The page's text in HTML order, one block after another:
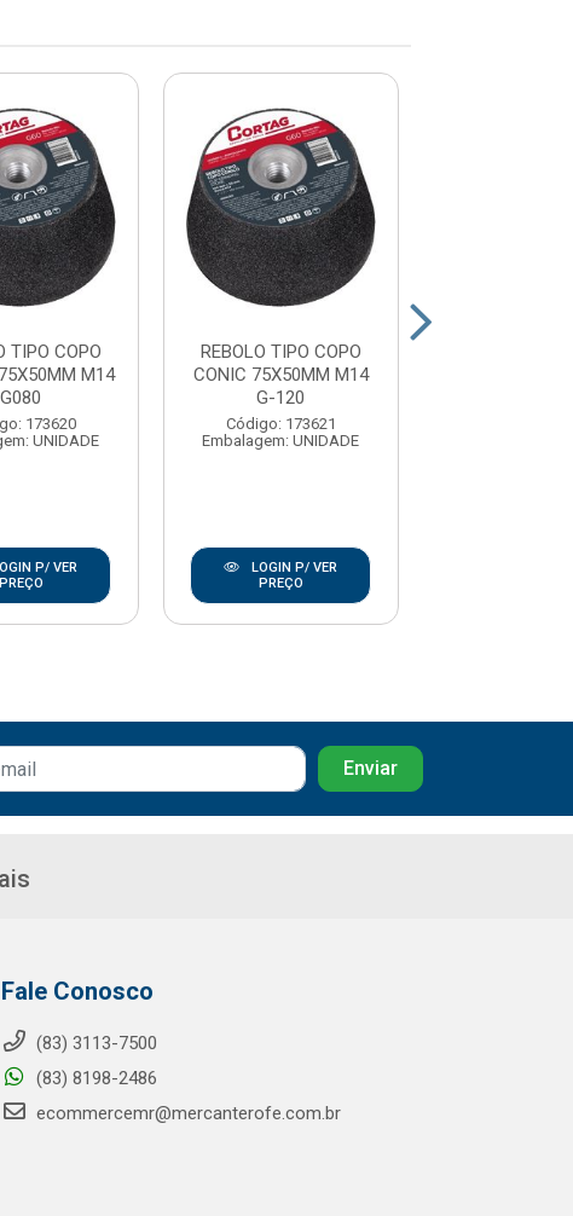
TIPO COPO
M14
G080
173620
UNIDADE
P/ VER
PREÇO
REBOLO TIPO COPO
CONIC 75X50MM M14
G-120
Código: 173621
Embalagem: UNIDADE
LOGIN P/ VER
PREÇO
Fale Conosco
(83) 3113-7500
(83) 8198-2486
ecommercemr@mercanterofe.com.br